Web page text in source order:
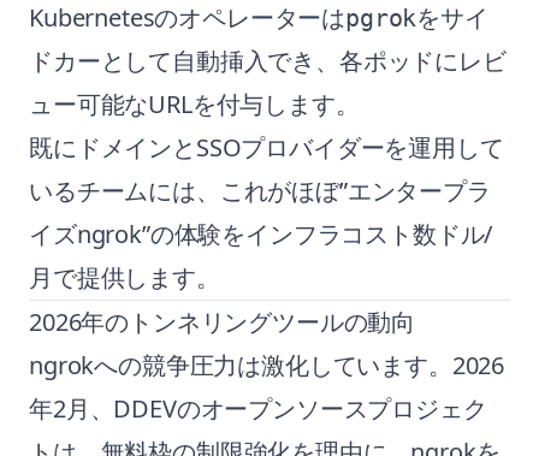
Kubernetesのオペレーターはpgrokをサイ
ドカーとして自動挿入でき、各ポッドにレビ
ュー可能なURLを付与します。
既にドメインとSSOプロバイダーを運用して
いるチームには、これがほぼ”エンタープラ
イズngrok”の体験をインフラコスト数ドル/
月で提供します。
2026年のトンネリングツールの動向
ngrokへの競争圧力は激化しています。2026
年2月、DDEVのオープンソースプロジェク